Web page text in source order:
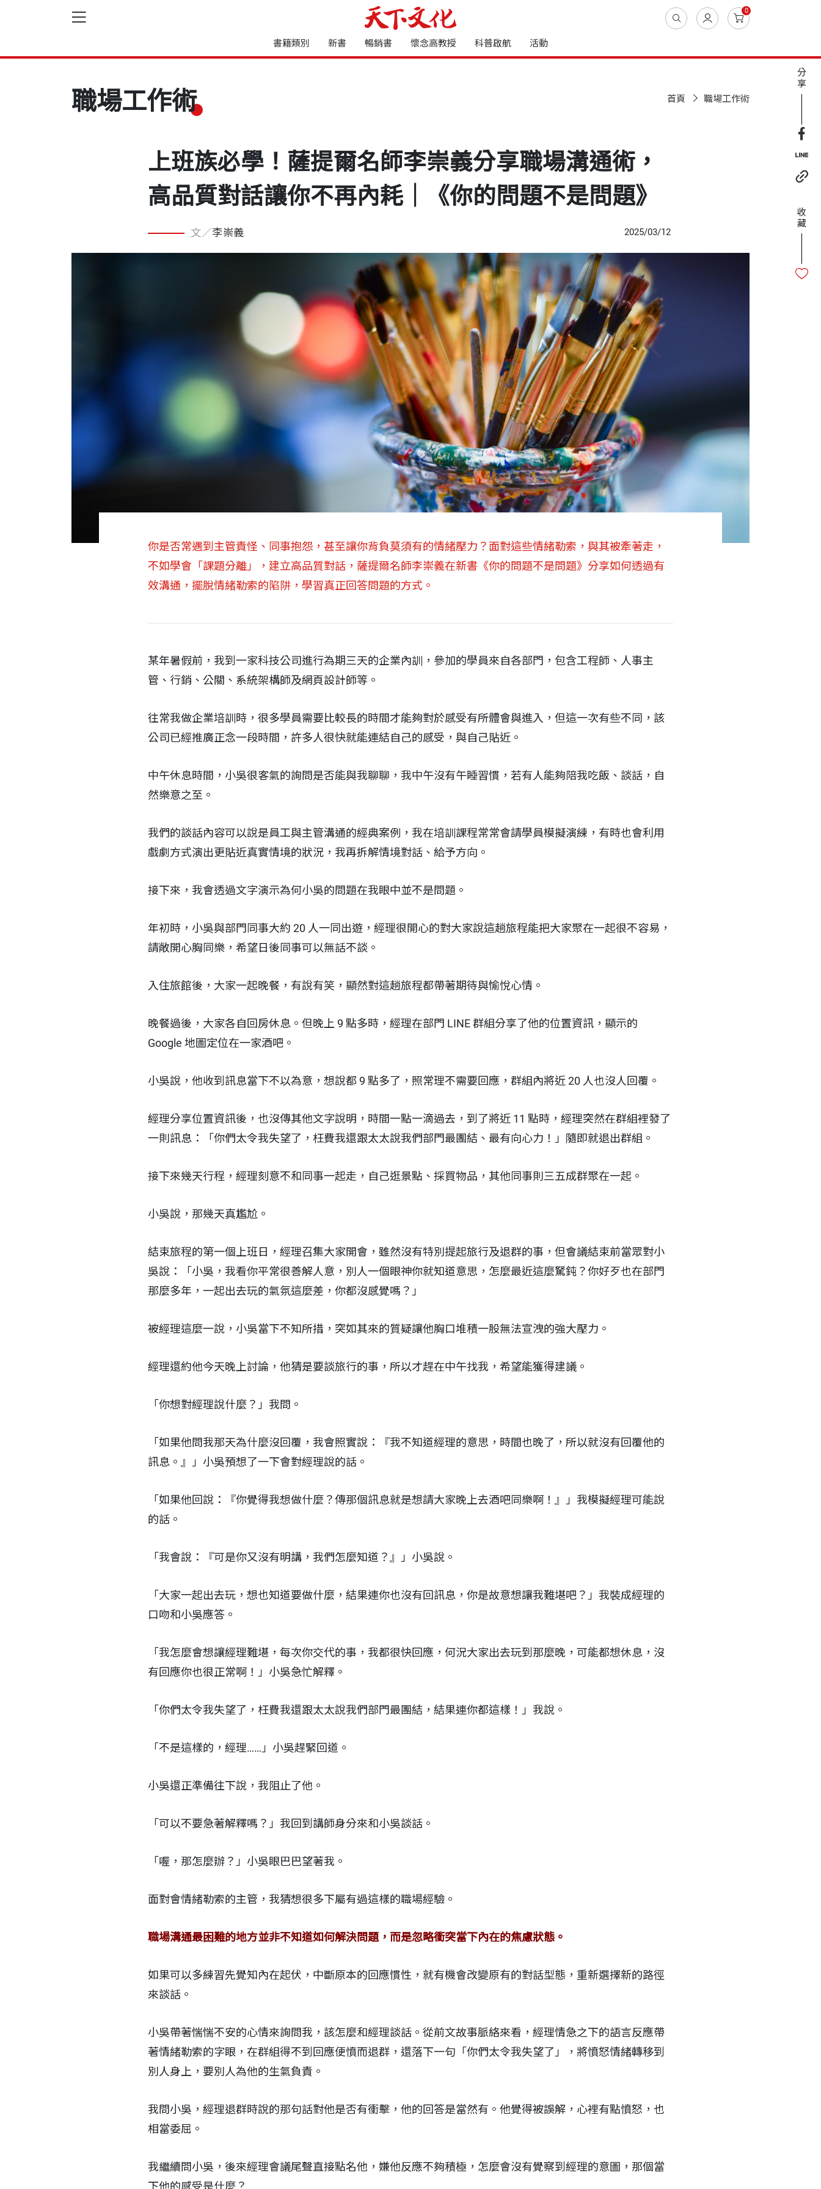
0
書籍類別 新書 暢銷書 懷念高教授 科普啟航 活動
職場工作術 首頁 職場工作術
上班族必學！薩提爾名師李崇義分享職場溝通術，
高品質對話讓你不再內耗｜《你的問題不是問題》
文／李崇義 2025/03/12
你是否常遇到主管責怪、同事抱怨，甚至讓你背負莫須有的情緒壓力？面對這些情緒勒索，與其被牽著走，
不如學會「課題分離」，建立高品質對話，薩提爾名師李崇義在新書《你的問題不是問題》分享如何透過有
效溝通，擺脫情緒勒索的陷阱，學習真正回答問題的方式。
某年暑假前，我到一家科技公司進行為期三天的企業內訓，參加的學員來自各部門，包含工程師、人事主
管、行銷、公關、系統架構師及網頁設計師等。
往常我做企業培訓時，很多學員需要比較長的時間才能夠對於感受有所體會與進入，但這一次有些不同，該
公司已經推廣正念一段時間，許多人很快就能連結自己的感受，與自己貼近。
中午休息時間，小吳很客氣的詢問是否能與我聊聊，我中午沒有午睡習慣，若有人能夠陪我吃飯、談話，自
然樂意之至。
我們的談話內容可以說是員工與主管溝通的經典案例，我在培訓課程常常會請學員模擬演練，有時也會利用
戲劇方式演出更貼近真實情境的狀況，我再拆解情境對話、給予方向。
接下來，我會透過文字演示為何小吳的問題在我眼中並不是問題。
年初時，小吳與部門同事大約 20 人一同出遊，經理很開心的對大家說這趟旅程能把大家聚在一起很不容易，
請敞開心胸同樂，希望日後同事可以無話不談。
入住旅館後，大家一起晚餐，有說有笑，顯然對這趟旅程都帶著期待與愉悅心情。
晚餐過後，大家各自回房休息。但晚上 9 點多時，經理在部門 LINE 群組分享了他的位置資訊，顯示的
Google 地圖定位在一家酒吧。
小吳說，他收到訊息當下不以為意，想說都 9 點多了，照常理不需要回應，群組內將近 20 人也沒人回覆。
經理分享位置資訊後，也沒傳其他文字說明，時間一點一滴過去，到了將近 11 點時，經理突然在群組裡發了
一則訊息：「你們太令我失望了，枉費我還跟太太說我們部門最團結、最有向心力！」隨即就退出群組。
接下來幾天行程，經理刻意不和同事一起走，自己逛景點、採買物品，其他同事則三五成群聚在一起。
小吳說，那幾天真尷尬。
結束旅程的第一個上班日，經理召集大家開會，雖然沒有特別提起旅行及退群的事，但會議結束前當眾對小
吳說：「小吳，我看你平常很善解人意，別人一個眼神你就知道意思，怎麼最近這麼駑鈍？你好歹也在部門
那麼多年，一起出去玩的氣氛這麼差，你都沒感覺嗎？」
被經理這麼一說，小吳當下不知所措，突如其來的質疑讓他胸口堆積一股無法宣洩的強大壓力。
經理還約他今天晚上討論，他猜是要談旅行的事，所以才趕在中午找我，希望能獲得建議。
「你想對經理說什麼？」我問。
「如果他問我那天為什麼沒回覆，我會照實說：『我不知道經理的意思，時間也晚了，所以就沒有回覆他的
訊息。』」小吳預想了一下會對經理說的話。
「如果他回說：『你覺得我想做什麼？傳那個訊息就是想請大家晚上去酒吧同樂啊！』」我模擬經理可能說
的話。
「我會說：『可是你又沒有明講，我們怎麼知道？』」小吳說。
「大家一起出去玩，想也知道要做什麼，結果連你也沒有回訊息，你是故意想讓我難堪吧？」我裝成經理的
口吻和小吳應答。
「我怎麼會想讓經理難堪，每次你交代的事，我都很快回應，何況大家出去玩到那麼晚，可能都想休息，沒
有回應你也很正常啊！」小吳急忙解釋。
「你們太令我失望了，枉費我還跟太太說我們部門最團結，結果連你都這樣！」我說。
「不是這樣的，經理……」小吳趕緊回道。
小吳還正準備往下說，我阻止了他。
「可以不要急著解釋嗎？」我回到講師身分來和小吳談話。
「喔，那怎麼辦？」小吳眼巴巴望著我。
面對會情緒勒索的主管，我猜想很多下屬有過這樣的職場經驗。
職場溝通最困難的地方並非不知道如何解決問題，而是忽略衝突當下內在的焦慮狀態。
如果可以多練習先覺知內在起伏，中斷原本的回應慣性，就有機會改變原有的對話型態，重新選擇新的路徑
來談話。
小吳帶著惴惴不安的心情來詢問我，該怎麼和經理談話。從前文故事脈絡來看，經理情急之下的語言反應帶
著情緒勒索的字眼，在群組得不到回應便憤而退群，還落下一句「你們太令我失望了」，將憤怒情緒轉移到
別人身上，要別人為他的生氣負責。
我問小吳，經理退群時說的那句話對他是否有衝擊，他的回答是當然有。他覺得被誤解，心裡有點憤怒，也
相當委屈。
我繼續問小吳，後來經理會議尾聲直接點名他，嫌他反應不夠積極，怎麼會沒有覺察到經理的意圖，那個當
下他的感受是什麼？
分
享
收
藏